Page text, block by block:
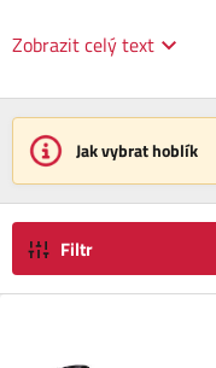
Zobrazit celý text
Jak vybrat hoblík
Filtr